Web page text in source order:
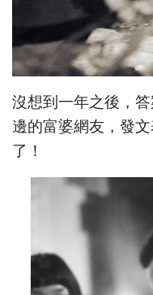
沒想到一年之後，
邊的富婆網友，發
了！